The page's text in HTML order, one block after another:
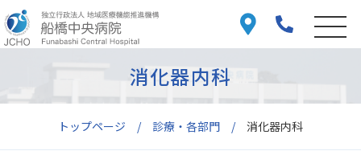
トップページ 診療・各部門 消化器内科
消化器内科